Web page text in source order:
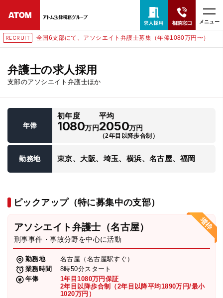
メニュー
RECRUIT 全国6支部にて、アソシエイト弁護士募集（年俸1080万円〜）
弁護士の求人採用
支部のアソシエイト弁護士ほか
年俸
初年度
1080万円
平均
2050万円
（2年目以降歩合制）
勤務地 東京、大阪、埼玉、横浜、名古屋、福岡
ピックアップ（特に募集中の支部）
アソシエイト弁護士（名古屋）
刑事事件・事故分野を中心に活動
勤務地
名古屋（名古屋駅すぐ）
業務時間
8時50分スタート
年俸
1年目1080万円保証
2年目以降歩合制（2年目以降平均1890万円/最小
1020万円）
24時間365日全国対応
無料相談窓口はこちら
弁護士・税理士
費用